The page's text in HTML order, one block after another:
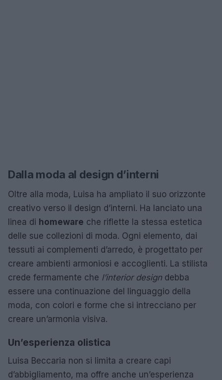
Dalla moda al design d’interni
Oltre alla moda, Luisa ha ampliato il suo orizzonte
creativo verso il design d’interni. Ha lanciato una
linea di homeware che riflette la stessa estetica
delle sue collezioni di moda. Ogni elemento, dai
tessuti ai complementi d’arredo, è progettato per
creare ambienti armoniosi e accoglienti. La stilista
crede fermamente che l’interior design debba
essere una continuazione del linguaggio della
moda, con colori e forme che si intrecciano per
creare un’armonia visiva.
Un’esperienza olistica
Luisa Beccaria non si limita a creare capi
d’abbigliamento, ma offre anche un’esperienza